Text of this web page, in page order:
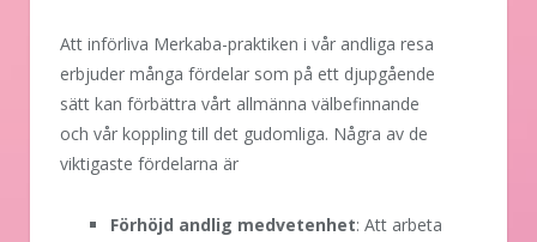
Att införliva Merkaba-praktiken i vår andliga resa
erbjuder många fördelar som på ett djupgående
sätt kan förbättra vårt allmänna välbefinnande
och vår koppling till det gudomliga. Några av de
viktigaste fördelarna är
Förhöjd andlig medvetenhet: Att arbeta